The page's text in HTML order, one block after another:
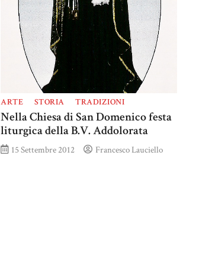
ARTE STORIA TRADIZIONI
Nella Chiesa di San Domenico festa
liturgica della B.V. Addolorata
15 Settembre 2012 Francesco Lauciello